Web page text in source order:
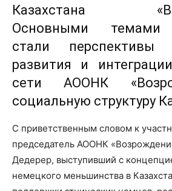
Казахстана
Основными темами
стали перспективы
развития и
сети АООНК
социальную структуру
С приветственным словом к
председатель АООНК
Дедерер, выступивший с
немецкого меньшинства в